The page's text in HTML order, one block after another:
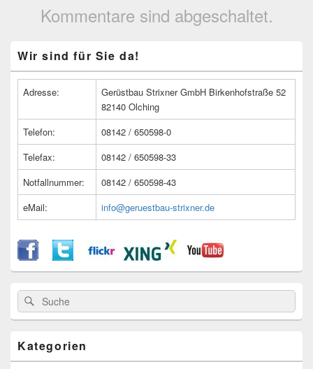
Kommentare sind abgeschaltet.
Seitenleisten
Widget-
Wir sind für Sie da!
Adresse:
Gerüstbau Strixner GmbH Birkenhofstraße 52
82140 Olching
Telefon:
08142 / 650598-0
Telefax:
08142 / 650598-33
Notfallnummer:
08142 / 650598-43
eMail:
info@geruestbau-strixner.de
Suche
nach:
Suche
Kategorien